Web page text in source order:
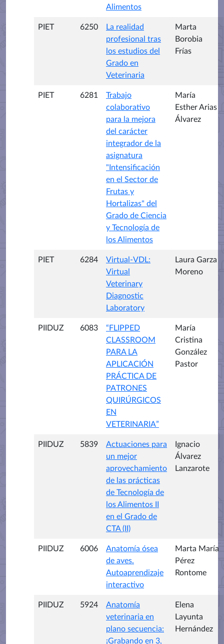
Alimentos
PIET 6250
La realidad
profesional tras
los estudios del
Grado en
Veterinaria
Marta
Borobia
Frías
PIET 6281
Trabajo
colaborativo
para la mejora
del carácter
integrador de la
asignatura
"Intensificación
en el Sector de
Frutas y
Hortalizas" del
Grado de Ciencia
y Tecnología de
los Alimentos
María
Esther Arias
Álvarez
PIET 6284
Virtual-VDL:
Virtual
Veterinary
Diagnostic
Laboratory
Laura Garza
Moreno
PIIDUZ 6083
“FLIPPED
CLASSROOM
PARA LA
APLICACIÓN
PRÁCTICA DE
PATRONES
QUIRÚRGICOS
EN
VETERINARIA”
María
Cristina
González
Pastor
PIIDUZ 5839
Actuaciones para
un mejor
aprovechamiento
de las prácticas
de Tecnología de
los Alimentos II
en el Grado de
CTA (II)
Ignacio
Álvarez
Lanzarote
PIIDUZ 6006
Anatomía ósea
de aves.
Autoaprendizaje
interactivo
Marta María
Pérez
Rontome
PIIDUZ 5924
Anatomía
veterinaria en
plano secuencia:
¡Grabando en 3,
Elena
Layunta
Hernández